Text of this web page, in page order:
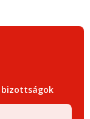
bizottságok